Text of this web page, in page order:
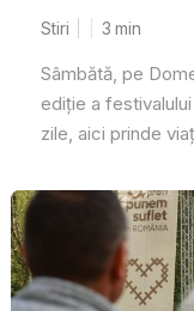
Stiri 3 min
Sâmbătă, pe
ediție a
zile, aici prinde